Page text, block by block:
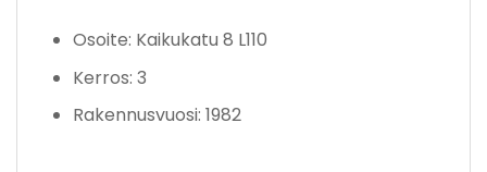
Osoite: Kaikukatu 8 L110
Kerros: 3
Rakennusvuosi: 1982